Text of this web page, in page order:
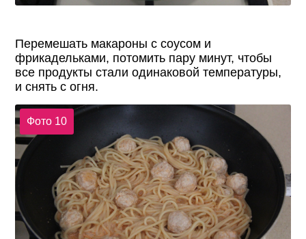
Перемешать макароны с соусом и
фрикадельками, потомить пару минут, чтобы
все продукты стали одинаковой температуры,
и снять с огня.
Фото 10